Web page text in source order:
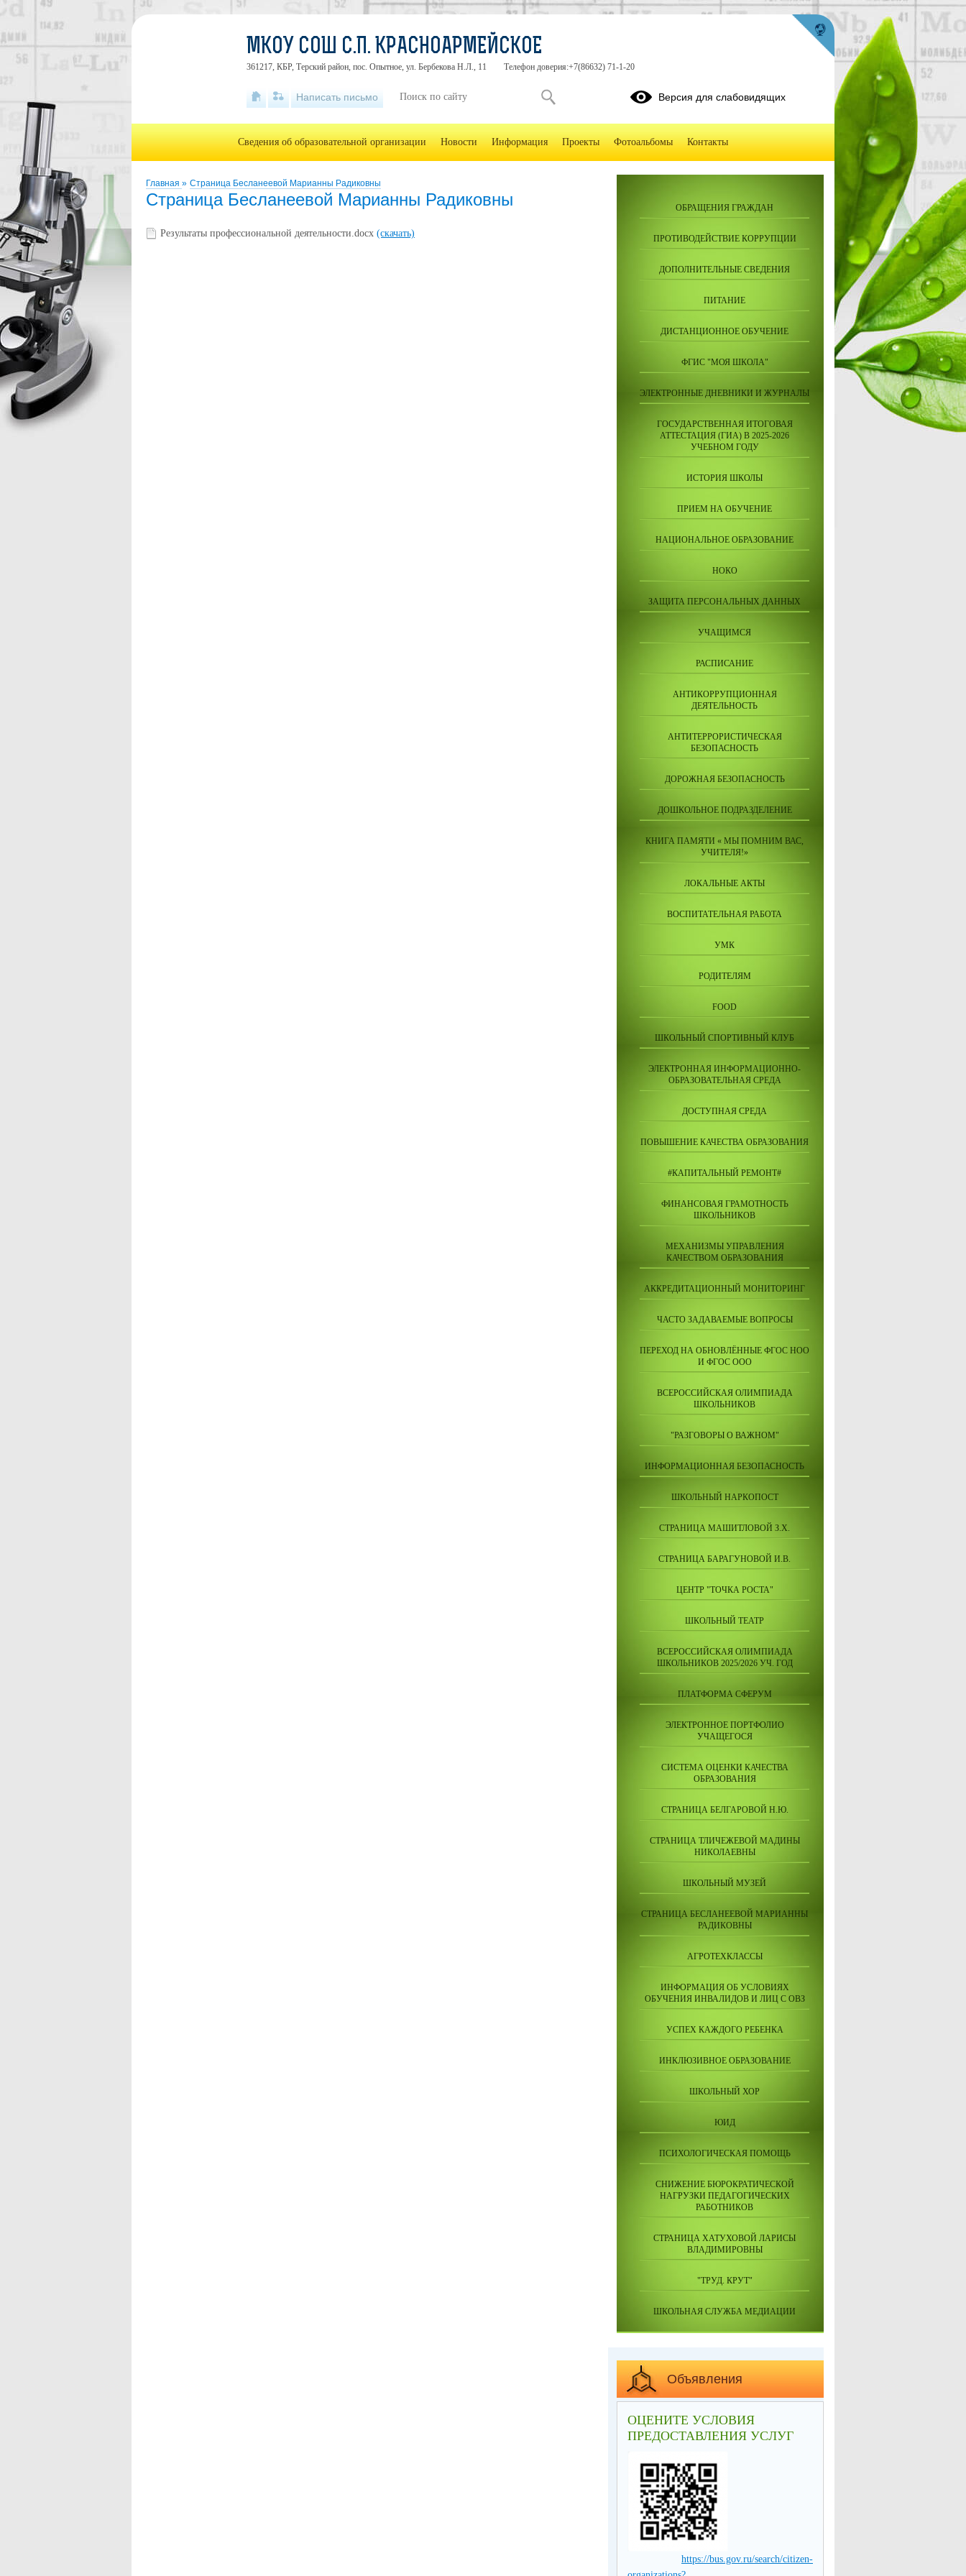
Главная » Страница Бесланеевой Марианны Радиковны
Страница Бесланеевой Марианны Радиковны
Результаты профессиональной деятельности.docx (скачать)
ОБРАЩЕНИЯ ГРАЖДАН
ПРОТИВОДЕЙСТВИЕ КОРРУПЦИИ
ДОПОЛНИТЕЛЬНЫЕ СВЕДЕНИЯ
ПИТАНИЕ
ДИСТАНЦИОННОЕ ОБУЧЕНИЕ
ФГИС "МОЯ ШКОЛА"
ЭЛЕКТРОННЫЕ ДНЕВНИКИ И ЖУРНАЛЫ
ГОСУДАРСТВЕННАЯ ИТОГОВАЯ
АТТЕСТАЦИЯ (ГИА) В 2025-2026
УЧЕБНОМ ГОДУ
ИСТОРИЯ ШКОЛЫ
ПРИЕМ НА ОБУЧЕНИЕ
НАЦИОНАЛЬНОЕ ОБРАЗОВАНИЕ
НОКО
ЗАЩИТА ПЕРСОНАЛЬНЫХ ДАННЫХ
УЧАЩИМСЯ
РАСПИСАНИЕ
АНТИКОРРУПЦИОННАЯ
ДЕЯТЕЛЬНОСТЬ
АНТИТЕРРОРИСТИЧЕСКАЯ
БЕЗОПАСНОСТЬ
ДОРОЖНАЯ БЕЗОПАСНОСТЬ
ДОШКОЛЬНОЕ ПОДРАЗДЕЛЕНИЕ
КНИГА ПАМЯТИ « МЫ ПОМНИМ ВАС,
УЧИТЕЛЯ!»
ЛОКАЛЬНЫЕ АКТЫ
ВОСПИТАТЕЛЬНАЯ РАБОТА
УМК
РОДИТЕЛЯМ
FOOD
ШКОЛЬНЫЙ СПОРТИВНЫЙ КЛУБ
ЭЛЕКТРОННАЯ ИНФОРМАЦИОННО-
ОБРАЗОВАТЕЛЬНАЯ СРЕДА
ДОСТУПНАЯ СРЕДА
ПОВЫШЕНИЕ КАЧЕСТВА ОБРАЗОВАНИЯ
#КАПИТАЛЬНЫЙ РЕМОНТ#
ФИНАНСОВАЯ ГРАМОТНОСТЬ
ШКОЛЬНИКОВ
МЕХАНИЗМЫ УПРАВЛЕНИЯ
КАЧЕСТВОМ ОБРАЗОВАНИЯ
АККРЕДИТАЦИОННЫЙ МОНИТОРИНГ
ЧАСТО ЗАДАВАЕМЫЕ ВОПРОСЫ
ПЕРЕХОД НА ОБНОВЛЁННЫЕ ФГОС НОО
И ФГОС ООО
ВСЕРОССИЙСКАЯ ОЛИМПИАДА
ШКОЛЬНИКОВ
"РАЗГОВОРЫ О ВАЖНОМ"
ИНФОРМАЦИОННАЯ БЕЗОПАСНОСТЬ
ШКОЛЬНЫЙ НАРКОПОСТ
СТРАНИЦА МАШИТЛОВОЙ З.Х.
СТРАНИЦА БАРАГУНОВОЙ И.В.
ЦЕНТР "ТОЧКА РОСТА"
ШКОЛЬНЫЙ ТЕАТР
ВСЕРОССИЙСКАЯ ОЛИМПИАДА
ШКОЛЬНИКОВ 2025/2026 УЧ. ГОД
ПЛАТФОРМА СФЕРУМ
ЭЛЕКТРОННОЕ ПОРТФОЛИО
УЧАЩЕГОСЯ
СИСТЕМА ОЦЕНКИ КАЧЕСТВА
ОБРАЗОВАНИЯ
СТРАНИЦА БЕЛГАРОВОЙ Н.Ю.
СТРАНИЦА ТЛИЧЕЖЕВОЙ МАДИНЫ
НИКОЛАЕВНЫ
ШКОЛЬНЫЙ МУЗЕЙ
СТРАНИЦА БЕСЛАНЕЕВОЙ МАРИАННЫ
РАДИКОВНЫ
АГРОТЕХКЛАССЫ
ИНФОРМАЦИЯ ОБ УСЛОВИЯХ
ОБУЧЕНИЯ ИНВАЛИДОВ И ЛИЦ С ОВЗ
УСПЕХ КАЖДОГО РЕБЕНКА
ИНКЛЮЗИВНОЕ ОБРАЗОВАНИЕ
ШКОЛЬНЫЙ ХОР
ЮИД
ПСИХОЛОГИЧЕСКАЯ ПОМОЩЬ
СНИЖЕНИЕ БЮРОКРАТИЧЕСКОЙ
НАГРУЗКИ ПЕДАГОГИЧЕСКИХ
РАБОТНИКОВ
СТРАНИЦА ХАТУХОВОЙ ЛАРИСЫ
ВЛАДИМИРОВНЫ
"ТРУД. КРУТ"
ШКОЛЬНАЯ СЛУЖБА МЕДИАЦИИ
Объявления
ОЦЕНИТЕ УСЛОВИЯ
ПРЕДОСТАВЛЕНИЯ УСЛУГ
https://bus.gov.ru/search/citizen-
МКОУ СОШ С.П. КРАСНОАРМЕЙСКОЕ
361217, КБР, Терский район, пос. Опытное, ул. Бербекова Н.Л., 11 Телефон доверия:+7(86632) 71-1-20
Написать письмо Версия для слабовидящих
Сведения об образовательной организации Новости Информация Проекты Фотоальбомы Контакты